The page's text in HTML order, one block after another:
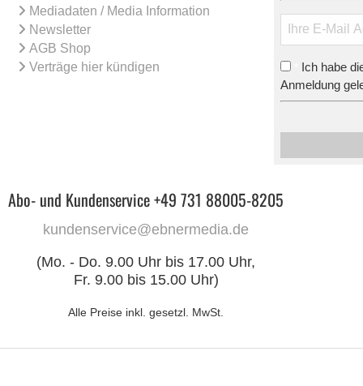
Mediadaten / Media Information
Newsletter
AGB Shop
Verträge hier kündigen
Ich habe
Anmeldung
Abo- und Kundenservice +49 731 88005-8205
kundenservice@ebnermedia.de
(Mo. - Do. 9.00 Uhr bis 17.00 Uhr,
Fr. 9.00 bis 15.00 Uhr)
Alle Preise inkl. gesetzl. MwSt.